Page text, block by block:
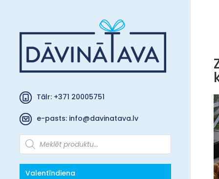
Tālr: +371 20005751
e-pasts: info@davinatava.lv
Products
search
Valentīndiena